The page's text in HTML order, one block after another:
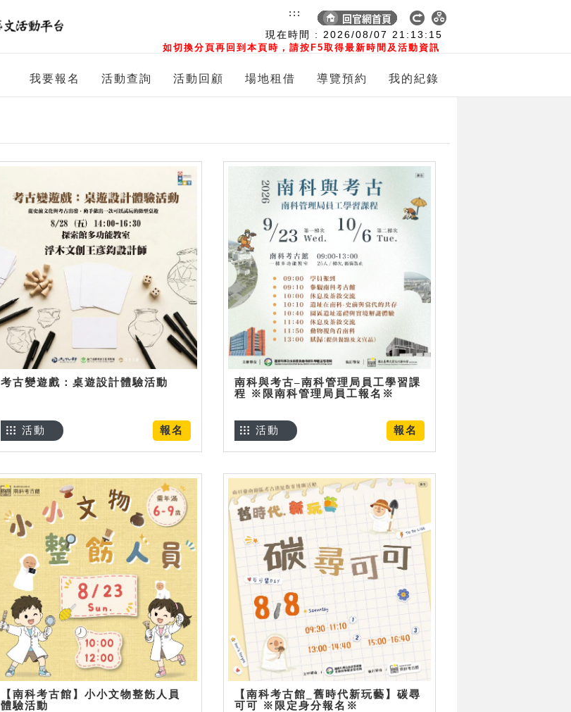
現在時間 : 2026/08/07 21:13:16
如切換分頁再回到本頁時，請按F5取得最新時間及活動資訊
:::
我要報名 活動查詢 活動回顧 場地租借 導覽預約 我的紀錄
考古變遊戲：桌遊設計體驗活動
報名
活動
南科與考古–南科管理局員工學習課
程 ※限南科管理局員工報名※
報名
活動
【南科考古館】小小文物整飭人員
體驗活動
【南科考古館_舊時代新玩藝】碳尋
可可 ※限定身分報名※